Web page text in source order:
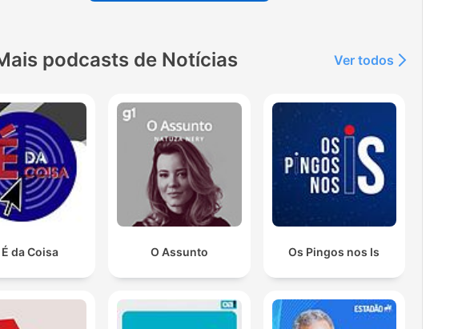
podcasts de Notícias Ver todos
É da Coisa O Assunto Os Pingos nos Is